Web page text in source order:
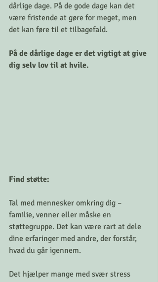
dårlige dage. På de gode dage kan det
være fristende at gøre for meget, men
det kan føre til et tilbagefald.
På de dårlige dage er det vigtigt at give
dig selv lov til at hvile.
Find støtte:
Tal med mennesker omkring dig –
familie, venner eller måske en
støttegruppe. Det kan være rart at dele
dine erfaringer med andre, der forstår,
hvad du går igennem.
Det hjælper mange med svær stress